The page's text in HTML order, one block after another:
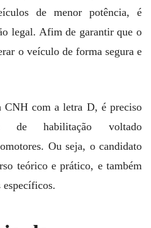
de menor potência, é
legal. Afim de garantir que o
o veículo de forma segura e
CNH com a letra D, é preciso
de habilitação voltado
Ou seja, o candidato
teórico e prático, e também
específicos.